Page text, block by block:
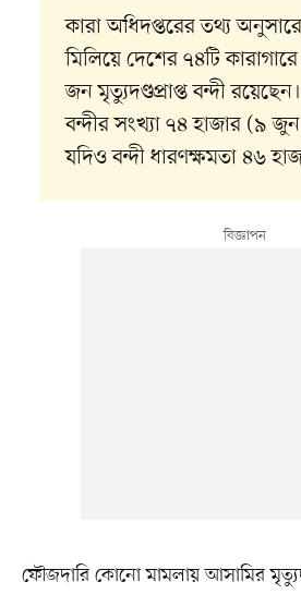
কারা অধিদপ্তরের তথ্য
মিলিয়ে দেশের ৭৪টি
জন মৃত্যুদণ্ডপ্রাপ্ত বন্দী
বন্দীর সংখ্যা ৭৪ হাজার (৯ জুন
যদিও বন্দী ধারণক্ষমতা ৪৬
ফৌজদারি কোনো মামলায় আসামির